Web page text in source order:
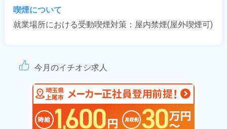
喫煙について
就業場所における受動喫煙対策：屋内禁煙(屋外喫煙可)
今月のイチオシ求人